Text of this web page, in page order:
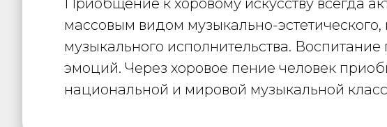
Приобщение к хоровому искусству всегда
массовым видом музыкально-
музыкального исполнительства.
эмоций. Через хоровое пение человек
национальной и мировой музыкальной